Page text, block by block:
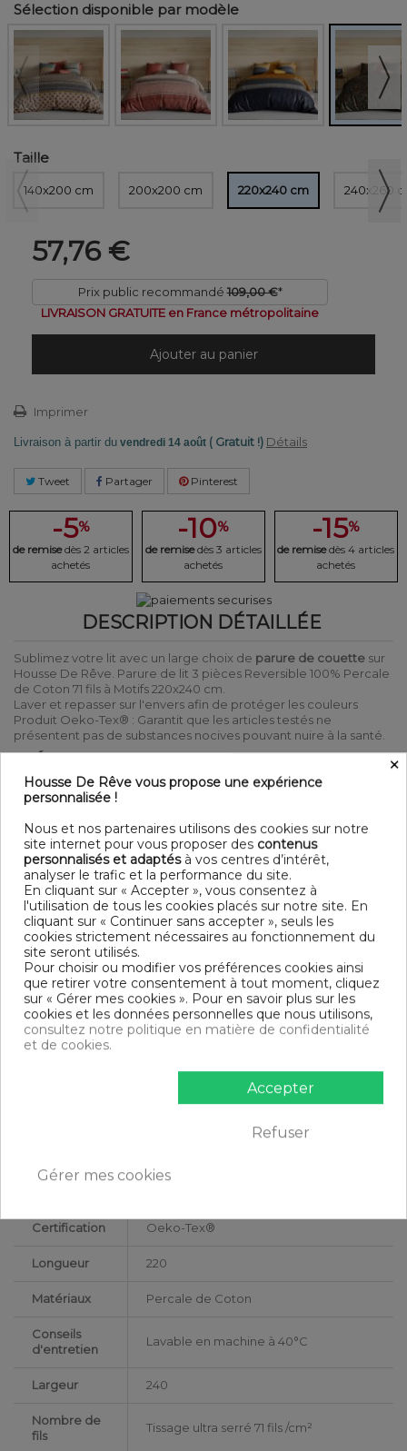
Sélection disponible par modèle
Taille
140x200 cm 200x200 cm 220x240 cm 240x260
57,76 €
Prix public recommandé 109,00 €*
LIVRAISON GRATUITE en France métropolitaine
Ajouter au panier
Imprimer
Livraison à partir du vendredi 14 août ( Gratuit !) Détails
Tweet Partager Pinterest
-5%
de remise dès 2 articles
achetés
-10%
de remise dès 3 articles
achetés
-15%
de remise dès 4 articles
achetés
DESCRIPTION DÉTAILLÉE
Sublimez votre lit avec un large choix de parure de couette sur
Housse De Rêve. Parure de lit 3 pièces Reversible 100% Percale
de Coton 71 fils à Motifs 220x240 cm.
Laver et repasser sur l'envers afin de protéger les couleurs
Produit Oeko-Tex® : Garantit que les articles testés ne
présentent pas de substances nocives pouvant nuire à la santé.
Matière : 100% Percale de Coton 71 fils
Entretien : Lavable en machine à 40°C
Parure de lit 3 pièces
Finition housse de couette : Bouteille
Finition taie d'oreiller : Portefeuille
Modèle : Bogota
Tissage ultra serré 71 fils /cm²
DIMENSIONS & GUIDE
Housse de couette
140 x 200 cm : 1 personne
200 x 200 cm : 1-2 personnes
220 x 240 cm : 2 personnes
240 x 260 cm : 2 personnes
Taie d'oreiller (1 taie pour la taille 140 x 200 cm, 2 taies pour
DESCRIPTIF TECHNIQUE
Certification Oeko-Tex®
Longueur 220
Matériaux Percale de Coton
Conseils
d'entretien
Lavable en machine à 40°C
Largeur 240
Nombre de
fils
Tissage ultra serré 71 fils /cm²
×
Housse De Rêve vous propose une expérience
personnalisée !
Nous et nos partenaires utilisons des cookies sur notre
site internet pour vous proposer des contenus
personnalisés et adaptésà vos centres d’intérêt,
analyser le trafic et la performance du site.
En cliquant sur « Accepter », vous consentez à
l'utilisation de tous les cookies placés sur notre site. En
cliquant sur « Continuer sans accepter », seuls les
cookies strictement nécessaires au fonctionnement du
site seront utilisés.
Pour choisir ou modifier vos préférences cookies ainsi
que retirer votre consentement à tout moment, cliquez
sur « Gérer mes cookies ». Pour en savoir plus sur les
cookies et les données personnelles que nous utilisons,
consultez notre politique en matière de confidentialité
et de cookies.
Accepter
Refuser
Gérer mes cookies